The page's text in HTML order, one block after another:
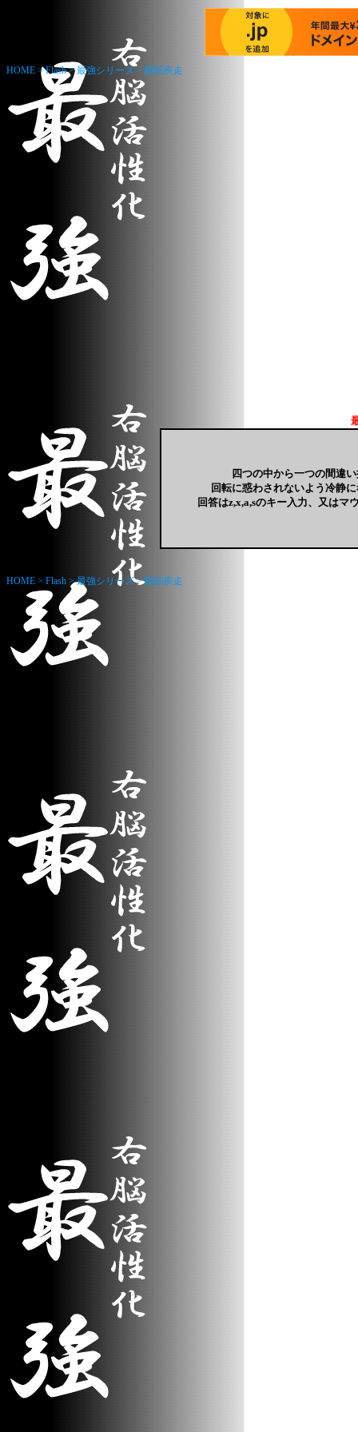
HOME >Flash>最強シリーズ > 眼筋疾走
四つの中から一つの間違
回転に惑わされないよう冷静
回答はz,x,a,sのキー入力、又はマ
HOME > Flash >最強シリーズ>眼筋疾走